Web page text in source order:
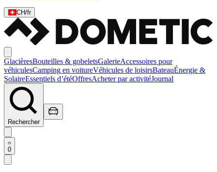
CH/fr
GlacièresBouteilles & gobeletsGalerieAccessoires pour
véhiculesCamping en voitureVéhicules de loisirsBateauÉnergie &
SolaireEssentiels d’étéOffresAcheter par activitéJournal
Rechercher
0